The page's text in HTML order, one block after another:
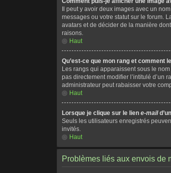
Il peut y avoir deux images avec un
messages ou votre statut sur le forum.
avatars et de décider de la manière
raisons.
Haut
Qu’est-ce que mon rang et comment
Les rangs qui apparaissent sous le
pas directement modifier l’intitulé d’un
administrateur peut rabaisser votre
Haut
Lorsque je clique sur le liene-mail
Seuls les utilisateurs enregistrés
invités.
Haut
Problèmes liés aux envois de